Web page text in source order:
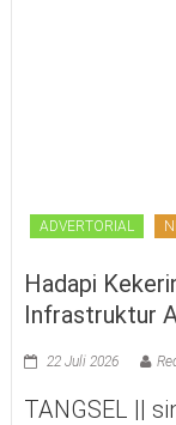
ADVERTORIAL
Hadapi
Infrastruktur
22 Juli 2026
TANGSEL ||